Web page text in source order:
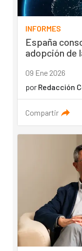
INFORMES
España
adopción de
09 Ene 2026
por Redacción
Compartir